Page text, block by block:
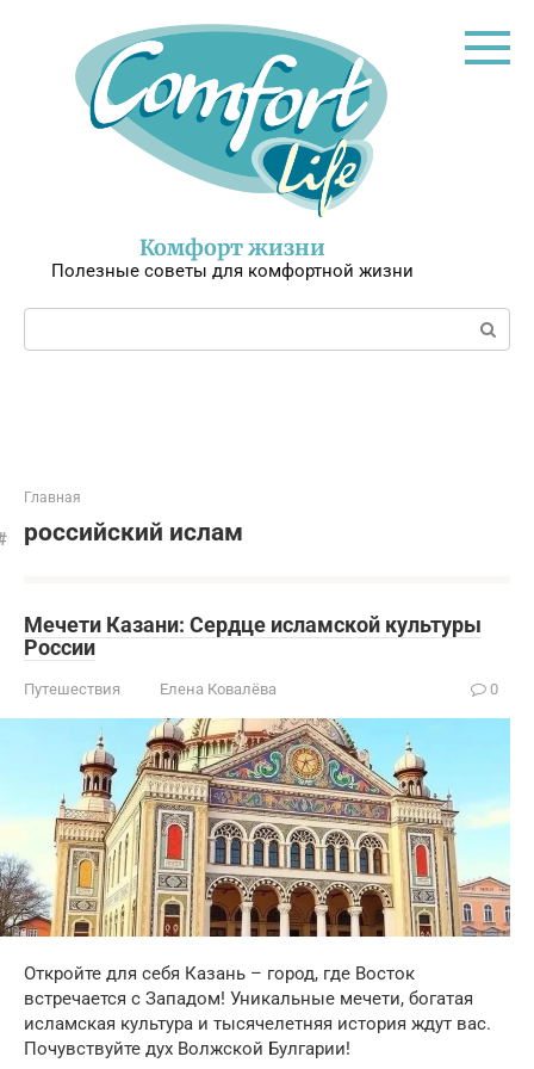
Комфорт жизни
Полезные советы для комфортной жизни
Поиск:
Главная
российский ислам
Мечети Казани: Сердце исламской культуры
России
Путешествия Елена Ковалёва 0
Откройте для себя Казань – город, где Восток
встречается с Западом! Уникальные мечети, богатая
исламская культура и тысячелетняя история ждут вас.
Почувствуйте дух Волжской Булгарии!